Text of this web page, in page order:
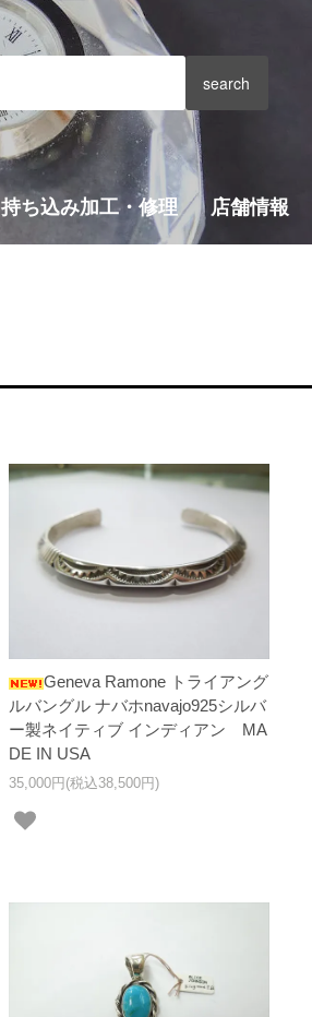
持ち込み加工・修理 店舗情報
Geneva Ramone トライアング
ルバングル ナバホnavajo925シルバ
ー製ネイティブ インディアン MA
DE IN USA
35,000円(税込38,500円)